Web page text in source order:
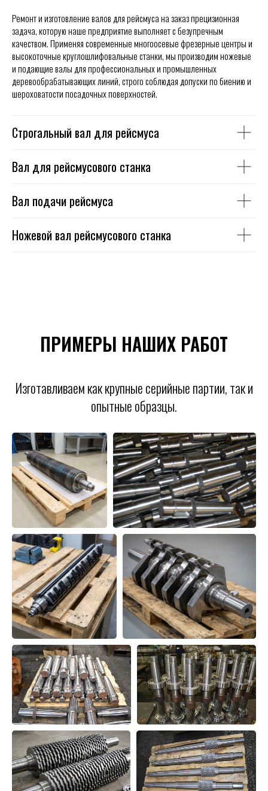
Ремонт и изготовление валов для рейсмуса на заказ прецизионная
задача, которую наше предприятие выполняет с безупречным
качеством. Применяя современные многоосевые фрезерные центры и
высокоточные круглошлифовальные станки, мы производим ножевые
и подающие валы для профессиональных и промышленных
деревообрабатывающих линий, строго соблюдая допуски по биению и
шероховатости посадочных поверхностей.
Строгальный вал для рейсмуса
Вал для рейсмусового станка
Вал подачи рейсмуса
Ножевой вал рейсмусового станка
ПРИМЕРЫ НАШИХ РАБОТ
Изготавливаем как крупные серийные партии, так и
опытные образцы.